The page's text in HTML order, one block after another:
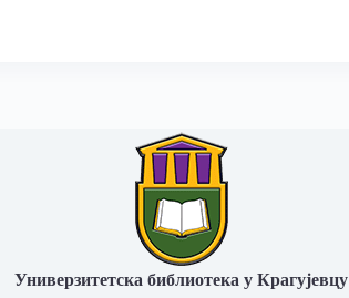
Универзитетска библиотека у Крагујевцу